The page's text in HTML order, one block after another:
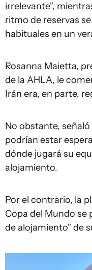
irrelevante",
ritmo de reservas
habituales en un
Rosanna Maietta,
de la AHLA, le
Irán era, en parte,
No obstante,
podrían estar
dónde jugará su
alojamiento.
Por el contrario, la
Copa del Mundo se
de alojamiento" de